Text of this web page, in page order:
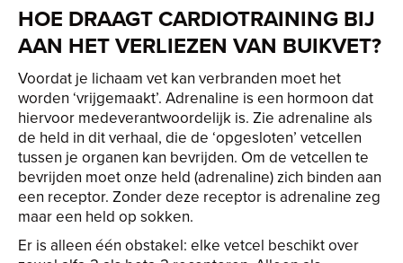
HOE DRAAGT CARDIOTRAINING BIJ
AAN HET VERLIEZEN VAN BUIKVET?
Voordat je lichaam vet kan verbranden moet het
worden ‘vrijgemaakt’. Adrenaline is een hormoon dat
hiervoor medeverantwoordelijk is. Zie adrenaline als
de held in dit verhaal, die de ‘opgesloten’ vetcellen
tussen je organen kan bevrijden. Om de vetcellen te
bevrijden moet onze held (adrenaline) zich binden aan
een receptor. Zonder deze receptor is adrenaline zeg
maar een held op sokken.
Er is alleen één obstakel: elke vetcel beschikt over